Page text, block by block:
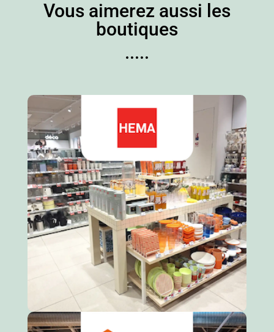
Vous aimerez aussi les
boutiques